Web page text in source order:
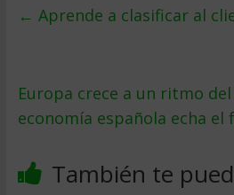
← Aprende a clasificar al
Europa crece a un ritmo
economí­a española echa el
También te